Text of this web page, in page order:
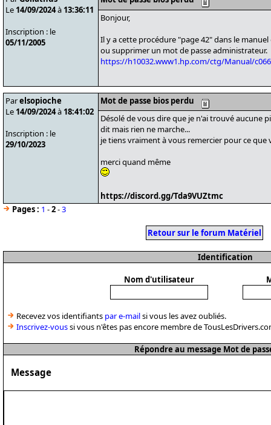
Le 14/09/2024à 13:36:11
Inscription : le
05/11/2005
Bonjour,
Il y a cette procédure "page 42" dans le
ou supprimer un mot de passe administrateur.
https://h10032.www1.hp.com/ctg/Manual/
Parelsopioche
Le 14/09/2024à 18:41:02
Inscription : le
29/10/2023
Mot de passe bios perdu
Désolé de vous dire que je n'ai trouvé aucune
dit mais rien ne marche...
je tiens vraiment à vous remercier pour ce
merci quand même
https://discord.gg/Tda9VUZtmc
Pages : 1 -2-3
Retour sur le forum Matériel
Identification
Nom d'utilisateur
Recevez vos identifiants par e-mailsi vous les avez oubliés.
Inscrivez-voussi vous n'êtes pas encore membre de
Répondre au message Mot de
Message